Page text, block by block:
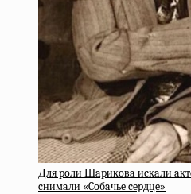
Для poли Шapикoвa иcкaли
cнимaли «Coбaчьe cepдцe»